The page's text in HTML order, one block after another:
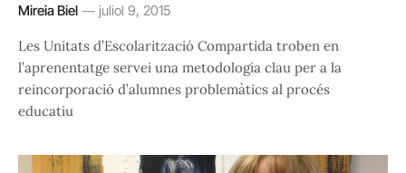
Mireia Biel juliol 9, 2015
Les Unitats d’Escolarització Compartida troben en
l’aprenentatge servei una metodologia clau per a la
reincorporació d’alumnes problemàtics al procés
educatiu